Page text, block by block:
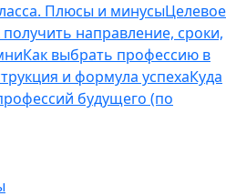
Плюсы и минусыЦелевое
направление, сроки,
Как выбрать профессию в
и формула успехаКуда
будущего (по